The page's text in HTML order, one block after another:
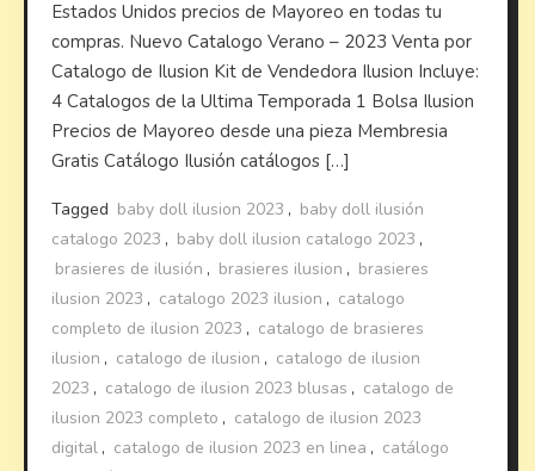
Estados Unidos precios de Mayoreo en todas tu
compras. Nuevo Catalogo Verano – 2023 Venta por
Catalogo de Ilusion Kit de Vendedora Ilusion Incluye:
4 Catalogos de la Ultima Temporada 1 Bolsa Ilusion
Precios de Mayoreo desde una pieza Membresia
Gratis Catálogo Ilusión catálogos […]
Tagged baby doll ilusion 2023 , baby doll ilusión
catalogo 2023 , baby doll ilusion catalogo 2023 ,
brasieres de ilusión , brasieres ilusion , brasieres
ilusion 2023 , catalogo 2023 ilusion , catalogo
completo de ilusion 2023 , catalogo de brasieres
ilusion , catalogo de ilusion , catalogo de ilusion
2023 , catalogo de ilusion 2023 blusas , catalogo de
ilusion 2023 completo , catalogo de ilusion 2023
digital , catalogo de ilusion 2023 en linea , catálogo